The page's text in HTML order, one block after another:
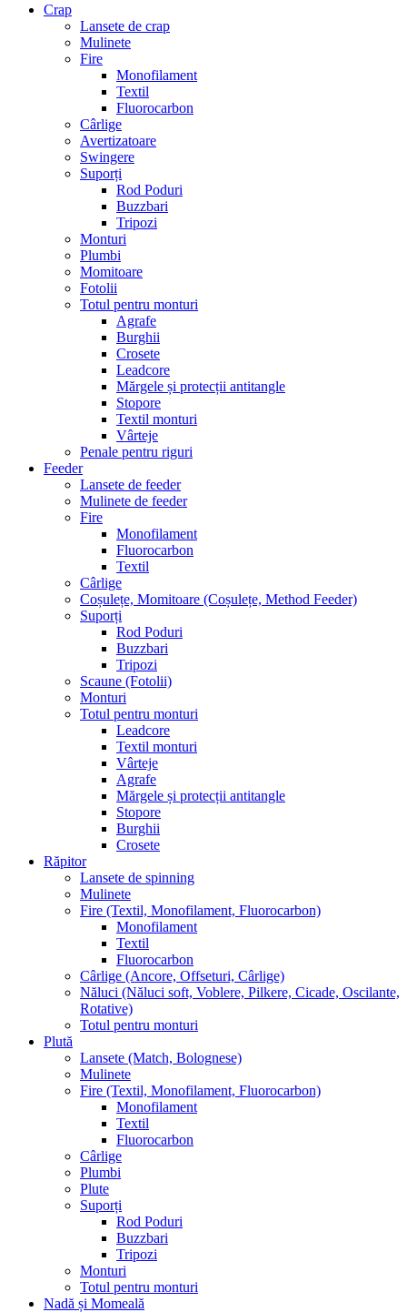
Crap
Lansete de crap
Mulinete
Fire
Monofilament
Textil
Fluorocarbon
Cârlige
Avertizatoare
Swingere
Suporți
Rod Poduri
Buzzbari
Tripozi
Monturi
Plumbi
Momitoare
Fotolii
Totul pentru monturi
Agrafe
Burghii
Crosete
Leadcore
Mărgele și protecții antitangle
Stopore
Textil monturi
Vârteje
Penale pentru riguri
Feeder
Lansete de feeder
Mulinete de feeder
Fire
Monofilament
Fluorocarbon
Textil
Cârlige
Coșulețe, Momitoare (Coșulețe, Method Feeder)
Suporți
Rod Poduri
Buzzbari
Tripozi
Scaune (Fotolii)
Monturi
Totul pentru monturi
Leadcore
Textil monturi
Vârteje
Agrafe
Mărgele și protecții antitangle
Stopore
Burghii
Crosete
Răpitor
Lansete de spinning
Mulinete
Fire (Textil, Monofilament, Fluorocarbon)
Monofilament
Textil
Fluorocarbon
Cârlige (Ancore, Offseturi, Cârlige)
Năluci (Năluci soft, Voblere, Pilkere, Cicade, Oscilante,
Rotative)
Totul pentru monturi
Plută
Lansete (Match, Bolognese)
Mulinete
Fire (Textil, Monofilament, Fluorocarbon)
Monofilament
Textil
Fluorocarbon
Cârlige
Plumbi
Plute
Suporți
Rod Poduri
Buzzbari
Tripozi
Monturi
Totul pentru monturi
Nadă și Momeală